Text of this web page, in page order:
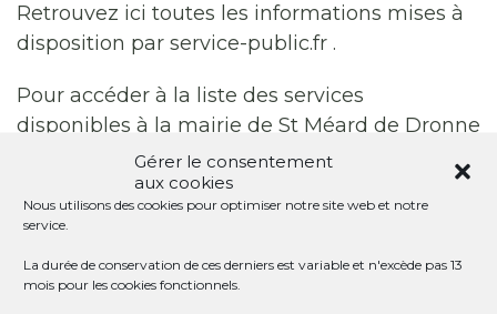
Gérer le consentement
aux cookies
Nous utilisons des cookies pour optimiser notre site web et notre
service.
La durée de conservation de ces derniers est variable et n'excède pas 13
mois pour les cookies fonctionnels.
Retrouvez ici toutes les informations mises à
disposition par service-public.fr .
Pour accéder à la liste des services
disponibles à la mairie de St Méard de Dronne
Les services en mairie
Accès direct au site de laPréfecture de la
Dordogne